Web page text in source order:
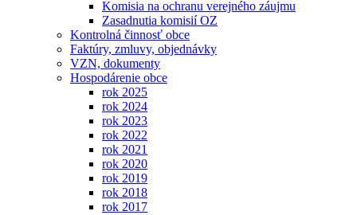
Komisia na ochranu verejného záujmu
Zasadnutia komisií OZ
Kontrolná činnosť obce
Faktúry, zmluvy, objednávky
VZN, dokumenty
Hospodárenie obce
rok 2025
rok 2024
rok 2023
rok 2022
rok 2021
rok 2020
rok 2019
rok 2018
rok 2017